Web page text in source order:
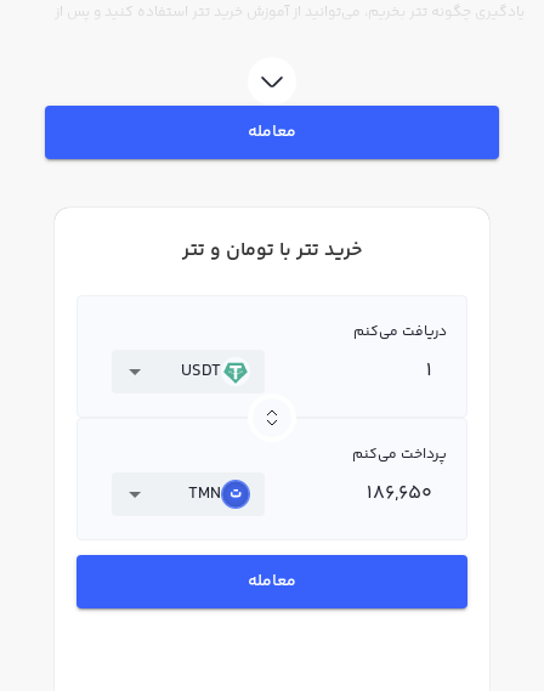
یادگیری چگونه تتر بخریم، می‌توانید از آموزش خرید تتر استفاده کنید و پس از
لحظه‌ای، نمودار و امکانات فروش تتر نیز در دسترس شما قرار دارد تا بتوانید
تصمیمات بهتری در معاملات خود بگیرید.
معامله
خرید تتر با تومان و تتر
دریافت می‌کنم
USDT
پرداخت می‌کنم
TMN
معامله